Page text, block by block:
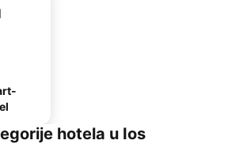
hotela u Ios